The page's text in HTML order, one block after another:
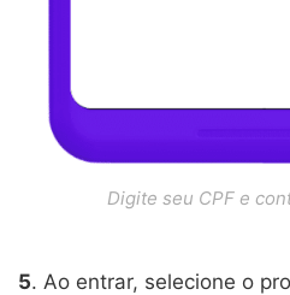
Digite seu CPF e
5. Ao entrar, selecione o